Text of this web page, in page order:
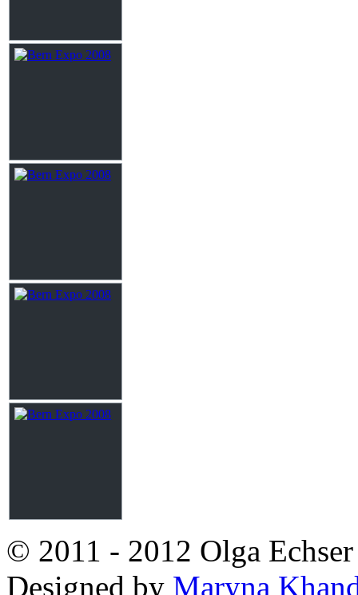
© 2011 - 2012 Olga
Designed by Maryna